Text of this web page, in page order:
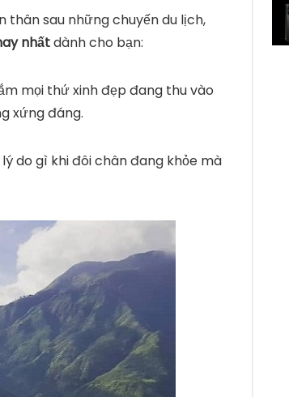
thân sau những chuyến du lịch,
nhấtdành cho bạn:
mọi thứ xinh đẹp đang thu vào
xứng đáng.
do gì khi đôi chân đang khỏe mà